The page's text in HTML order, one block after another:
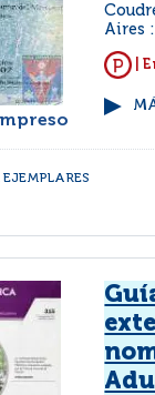
Aires
|
EJEMPLARES